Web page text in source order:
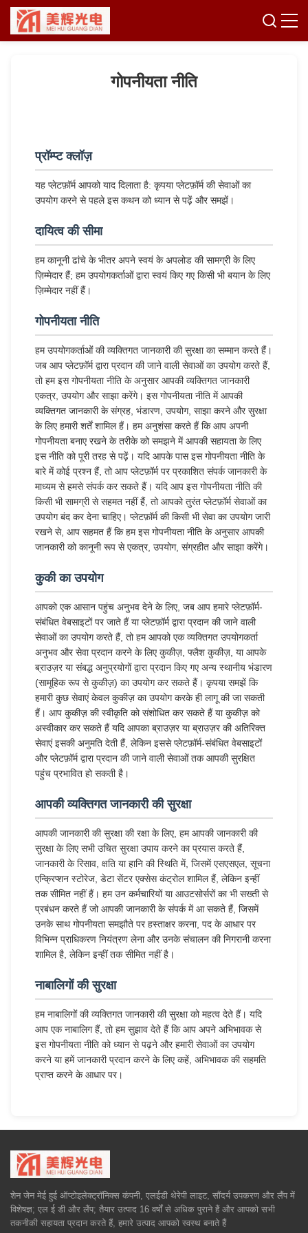
गोपनीयता नीति
प्रॉम्प्ट क्लॉज़
यह प्लेटफ़ॉर्म आपको याद दिलाता है: कृपया प्लेटफ़ॉर्म की सेवाओं का
उपयोग करने से पहले इस कथन को ध्यान से पढ़ें और समझें।
दायित्व की सीमा
हम कानूनी ढांचे के भीतर अपने स्वयं के अपलोड की सामग्री के लिए
ज़िम्मेदार हैं; हम उपयोगकर्ताओं द्वारा स्वयं किए गए किसी भी बयान के लिए
ज़िम्मेदार नहीं हैं।
गोपनीयता नीति
हम उपयोगकर्ताओं की व्यक्तिगत जानकारी की सुरक्षा का सम्मान करते हैं।
जब आप प्लेटफ़ॉर्म द्वारा प्रदान की जाने वाली सेवाओं का उपयोग करते हैं,
तो हम इस गोपनीयता नीति के अनुसार आपकी व्यक्तिगत जानकारी
एकत्र, उपयोग और साझा करेंगे। इस गोपनीयता नीति में आपकी
व्यक्तिगत जानकारी के संग्रह, भंडारण, उपयोग, साझा करने और सुरक्षा
के लिए हमारी शर्तें शामिल हैं। हम अनुशंसा करते हैं कि आप अपनी
गोपनीयता बनाए रखने के तरीके को समझने में आपकी सहायता के लिए
इस नीति को पूरी तरह से पढ़ें। यदि आपके पास इस गोपनीयता नीति के
बारे में कोई प्रश्न हैं, तो आप प्लेटफ़ॉर्म पर प्रकाशित संपर्क जानकारी के
माध्यम से हमसे संपर्क कर सकते हैं। यदि आप इस गोपनीयता नीति की
किसी भी सामग्री से सहमत नहीं हैं, तो आपको तुरंत प्लेटफ़ॉर्म सेवाओं का
उपयोग बंद कर देना चाहिए। प्लेटफ़ॉर्म की किसी भी सेवा का उपयोग जारी
रखने से, आप सहमत हैं कि हम इस गोपनीयता नीति के अनुसार आपकी
जानकारी को कानूनी रूप से एकत्र, उपयोग, संग्रहीत और साझा करेंगे।
कुकी का उपयोग
आपको एक आसान पहुंच अनुभव देने के लिए, जब आप हमारे प्लेटफ़ॉर्म-
संबंधित वेबसाइटों पर जाते हैं या प्लेटफ़ॉर्म द्वारा प्रदान की जाने वाली
सेवाओं का उपयोग करते हैं, तो हम आपको एक व्यक्तिगत उपयोगकर्ता
अनुभव और सेवा प्रदान करने के लिए कुकीज़, फ्लैश कुकीज़, या आपके
ब्राउज़र या संबद्ध अनुप्रयोगों द्वारा प्रदान किए गए अन्य स्थानीय भंडारण
(सामूहिक रूप से कुकीज़) का उपयोग कर सकते हैं। कृपया समझें कि
हमारी कुछ सेवाएं केवल कुकीज़ का उपयोग करके ही लागू की जा सकती
हैं। आप कुकीज़ की स्वीकृति को संशोधित कर सकते हैं या कुकीज़ को
अस्वीकार कर सकते हैं यदि आपका ब्राउज़र या ब्राउज़र की अतिरिक्त
सेवाएं इसकी अनुमति देती हैं, लेकिन इससे प्लेटफ़ॉर्म-संबंधित वेबसाइटों
और प्लेटफ़ॉर्म द्वारा प्रदान की जाने वाली सेवाओं तक आपकी सुरक्षित
पहुंच प्रभावित हो सकती है।
आपकी व्यक्तिगत जानकारी की सुरक्षा
आपकी जानकारी की सुरक्षा की रक्षा के लिए, हम आपकी जानकारी की
सुरक्षा के लिए सभी उचित सुरक्षा उपाय करने का प्रयास करते हैं,
जानकारी के रिसाव, क्षति या हानि की स्थिति में, जिसमें एसएसएल, सूचना
एन्क्रिप्शन स्टोरेज, डेटा सेंटर एक्सेस कंट्रोल शामिल हैं, लेकिन इन्हीं
तक सीमित नहीं हैं। हम उन कर्मचारियों या आउटसोर्सरों का भी सख्ती से
प्रबंधन करते हैं जो आपकी जानकारी के संपर्क में आ सकते हैं, जिसमें
उनके साथ गोपनीयता समझौते पर हस्ताक्षर करना, पद के आधार पर
विभिन्न प्राधिकरण नियंत्रण लेना और उनके संचालन की निगरानी करना
शामिल है, लेकिन इन्हीं तक सीमित नहीं है।
नाबालिगों की सुरक्षा
हम नाबालिगों की व्यक्तिगत जानकारी की सुरक्षा को महत्व देते हैं। यदि
आप एक नाबालिग हैं, तो हम सुझाव देते हैं कि आप अपने अभिभावक से
इस गोपनीयता नीति को ध्यान से पढ़ने और हमारी सेवाओं का उपयोग
करने या हमें जानकारी प्रदान करने के लिए कहें, अभिभावक की सहमति
प्राप्त करने के आधार पर।
शेन जेन मेई हुई ऑप्टोइलेक्ट्रॉनिक्स कंपनी, एलईडी थेरेपी लाइट, सौंदर्य उपकरण और लैंप में
विशेषज्ञ; एल ई डी और लैंप; तैयार उत्पाद 16 वर्षों से अधिक पुराने हैं और आपको सभी
तकनीकी सहायता प्रदान करते हैं, हमारे उत्पाद आपको स्वस्थ बनाते हैं